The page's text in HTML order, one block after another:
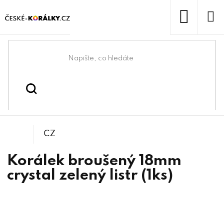
na
Domů
Korálky
Korálek broušený 18mm
crystal zelený listr (1ks)
CZ